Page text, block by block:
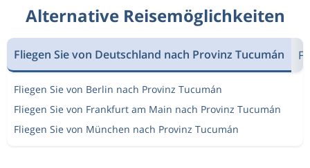
Alternative Reisemöglichkeiten
Fliegen Sie von Deutschland nach Provinz Tucumán
Fliegen Sie von Berlin nach Provinz Tucumán
Fliegen Sie von Frankfurt am Main nach Provinz Tucumán
Fliegen Sie von München nach Provinz Tucumán